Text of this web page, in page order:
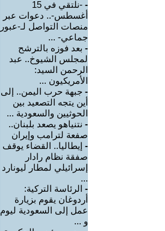
-
-نلتقي في 15
أغسطس-.. دعوات عبر
منصات التواصل لـ-عبور
جماعي- ...
- بعد فوزه بالترشح
لمجلس الشيوخ.. عبد
الرحمن السيد:
الأمريكيون ...
- جبهة حرب اليمن.. إلى
أين يتجه التصعيد بين
الحوثيين والسعودية ...
- نتنياهو يصعد بلبنان..
صفعة لترامب وإيران
- إيطاليا.. القضاء يوقف
صفقة نظام رادار
إسرائيلي لمطار ليونارد
...
- الرئاسة التركية:
أردوغان يقوم بزيارة
عمل إلى السعودية ليوم
و ...